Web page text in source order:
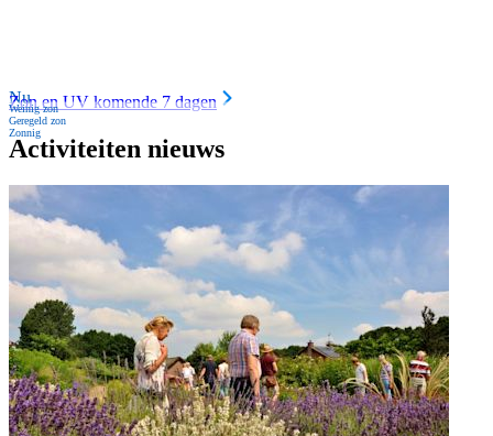
Nu
Weinig zon
Geregeld zon
Zonnig
Zon en UV komende 7 dagen
Activiteiten nieuws